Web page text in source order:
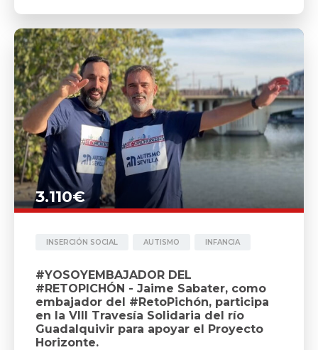
3.110€
INSERCIÓN SOCIAL AUTISMO INFANCIA
#YOSOYEMBAJADOR DEL
#RETOPICHÓN - Jaime Sabater, como
embajador del #RetoPichón, participa
en la VIII Travesía Solidaria del río
Guadalquivir para apoyar el Proyecto
Horizonte.